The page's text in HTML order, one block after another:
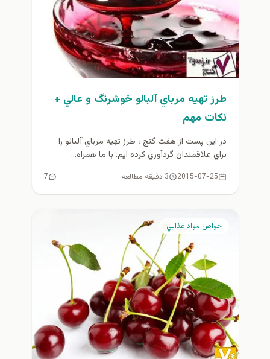
طرز تهيه مرباي آلبالو خوشرنگ و عالي +
نكات مهم
در اين پست از هفت گنج ، طرز تهيه مرباي آلبالو را
براي علاقمندان گردآوري كرده ايم. با ما همراه...
2015-07-25 3 دقیقه مطالعه 7
خواص مواد غذايي